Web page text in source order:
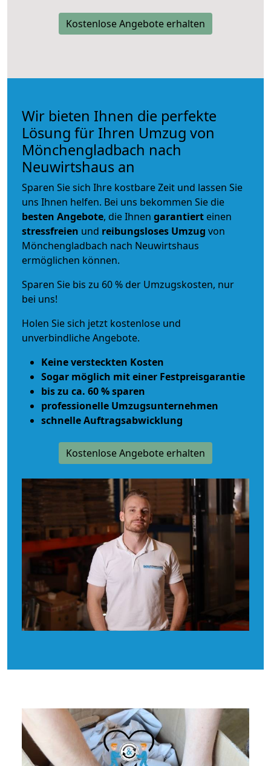
Kostenlose Angebote erhalten
Wir bieten Ihnen die perfekte
Lösung für Ihren Umzug von
Mönchengladbach nach
Neuwirtshaus an
Sparen Sie sich Ihre kostbare Zeit und lassen Sie
uns Ihnen helfen. Bei uns bekommen Sie die
besten Angebote, die Ihnen garantiert einen
stressfreien und reibungsloses Umzug von
Mönchengladbach nach Neuwirtshaus
ermöglichen können.
Sparen Sie bis zu 60 % der Umzugskosten, nur
bei uns!
Holen Sie sich jetzt kostenlose und
unverbindliche Angebote.
Keine versteckten Kosten
Sogar möglich mit einer Festpreisgarantie
bis zu ca. 60 % sparen
professionelle Umzugsunternehmen
schnelle Auftragsabwicklung
Kostenlose Angebote erhalten